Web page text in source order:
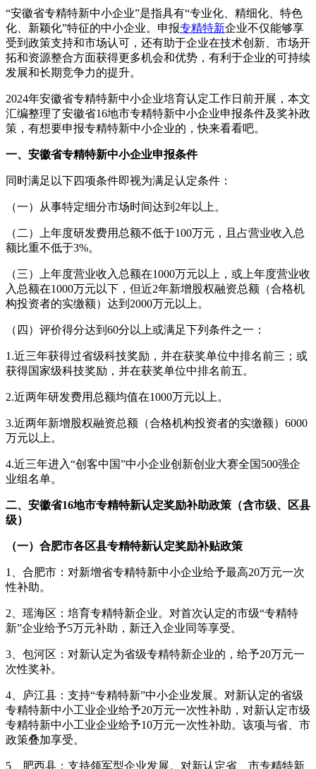
“安徽省专精特新中小企业”是指具有“专业化、精细化、特色
化、新颖化”特征的中小企业。申报专精特新企业不仅能够享
受到政策支持和市场认可，还有助于企业在技术创新、市场开
拓和资源整合方面获得更多机会和优势，有利于企业的可持续
发展和长期竞争力的提升。
2024年安徽省专精特新中小企业培育认定工作日前开展，本文
汇编整理了安徽省16地市专精特新中小企业申报条件及奖补政
策，有想要申报专精特新中小企业的，快来看看吧。
一、安徽省专精特新中小企业申报条件
同时满足以下四项条件即视为满足认定条件：
（一）从事特定细分市场时间达到2年以上。
（二）上年度研发费用总额不低于100万元，且占营业收入总
额比重不低于3%。
（三）上年度营业收入总额在1000万元以上，或上年度营业收
入总额在1000万元以下，但近2年新增股权融资总额（合格机
构投资者的实缴额）达到2000万元以上。
（四）评价得分达到60分以上或满足下列条件之一：
1.近三年获得过省级科技奖励，并在获奖单位中排名前三；或
获得国家级科技奖励，并在获奖单位中排名前五。
2.近两年研发费用总额均值在1000万元以上。
3.近两年新增股权融资总额（合格机构投资者的实缴额）6000
万元以上。
4.近三年进入“创客中国”中小企业创新创业大赛全国500强企
业组名单。
二、安徽省16地市专精特新认定奖励补助政策（含市级、区县
级）
（一）合肥市各区县专精特新认定奖励补贴政策
1、合肥市：对新增省专精特新中小企业给予最高20万元一次
性补助。
2、瑶海区：培育专精特新企业。对首次认定的市级“专精特
新”企业给予5万元补助，新迁入企业同等享受。
3、包河区：对新认定为省级专精特新企业的，给予20万元一
次性奖补。
4、庐江县：支持“专精特新”中小企业发展。对新认定的省级
专精特新中小工业企业给予20万元一次性补助，对新认定市级
专精特新中小工业企业给予10万元一次性补助。该项与省、市
政策叠加享受。
5、肥西县：支持领军型企业发展。对新认定省、市专精特新